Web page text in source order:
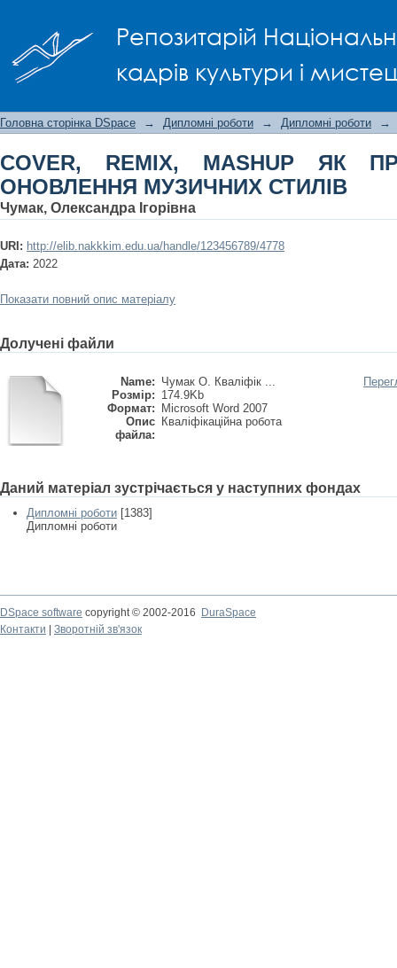
Репозитарій
кадрів культури і
Головна сторінка DSpace → Дипломні роботи → Дипломні роботи →
COVER, REMIX, MASHUP ЯК
ОНОВЛЕННЯ МУЗИЧНИХ СТИЛІВ
Чумак, Олександра Ігорівна
URI: http://elib.nakkkim.edu.ua/handle/123456789/4778
Дата: 2022
Показати повний опис матеріалу
Долучені файли
Name: Чумак О. Кваліфік ...
Розмір: 174.9Kb
Формат:
Microsoft Word 2007
Опис
файла:
Кваліфікаційна робота
Даний матеріал зустрічається у наступних фондах
Дипломні роботи [1383]
Дипломні роботи
DSpace software copyright © 2002-2016
DuraSpace
Контакти
Зворотній зв'язок